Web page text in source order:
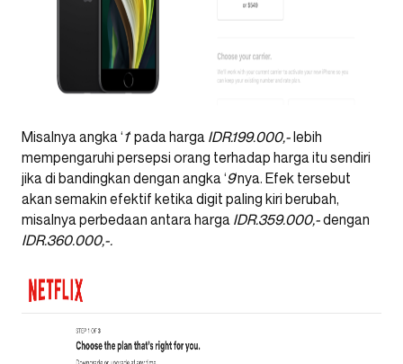
Misalnya angka ‘1‘ pada harga IDR.199.000,-lebih
mempengaruhi persepsi orang terhadap harga itu sendiri
jika di bandingkan dengan angka ‘9‘nya. Efek tersebut
akan semakin efektif ketika digit paling kiri berubah,
misalnya perbedaan antara harga IDR.359.000,-dengan
IDR.360.000,-.